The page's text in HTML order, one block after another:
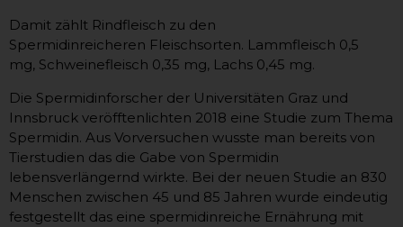
Damit zählt Rindfleisch zu den
Spermidinreicheren Fleischsorten. Lammfleisch 0,5
mg, Schweinefleisch 0,35 mg, Lachs 0,45 mg.
Die Spermidinforscher der Universitäten Graz und
Innsbruck veröfftenlichten 2018 eine Studie zum Thema
Spermidin. Aus Vorversuchen wusste man bereits von
Tierstudien das die Gabe von Spermidin
lebensverlängernd wirkte. Bei der neuen Studie an 830
Menschen zwischen 45 und 85 Jahren wurde eindeutig
festgestellt das eine spermidinreiche Ernährung mit